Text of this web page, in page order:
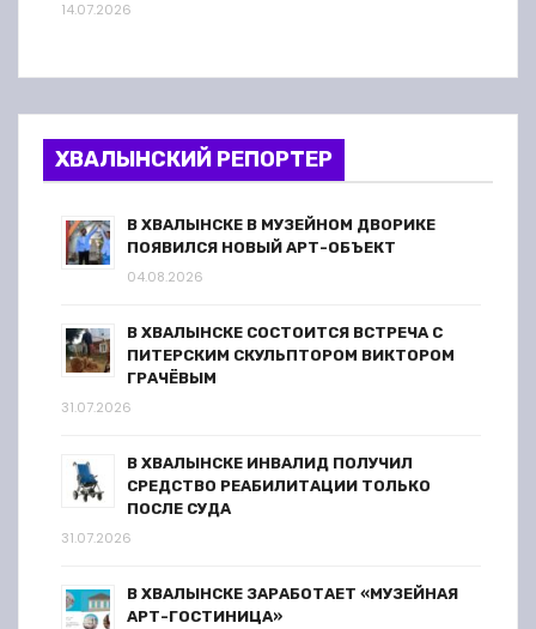
14.07.2026
ХВАЛЫНСКИЙ РЕПОРТЕР
В ХВАЛЫНСКЕ В МУЗЕЙНОМ ДВОРИКЕ
ПОЯВИЛСЯ НОВЫЙ АРТ-ОБЪЕКТ
04.08.2026
В ХВАЛЫНСКЕ СОСТОИТСЯ ВСТРЕЧА С
ПИТЕРСКИМ СКУЛЬПТОРОМ ВИКТОРОМ
ГРАЧЁВЫМ
31.07.2026
В ХВАЛЫНСКЕ ИНВАЛИД ПОЛУЧИЛ
СРЕДСТВО РЕАБИЛИТАЦИИ ТОЛЬКО
ПОСЛЕ СУДА
31.07.2026
В ХВАЛЫНСКЕ ЗАРАБОТАЕТ «МУЗЕЙНАЯ
АРТ-ГОСТИНИЦА»